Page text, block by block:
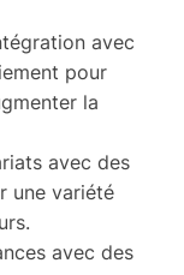
avec
pour
la
avec des
une variété
avec des